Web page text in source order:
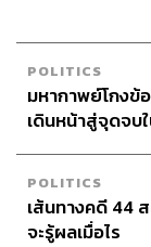
POLITICS
มหากาพย์โกงข้
เดินหน้าสู่จุดจบ
POLITICS
เส้นทางคดี 44
จะรู้ผลเมื่อไร